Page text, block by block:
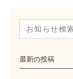
最新の投稿